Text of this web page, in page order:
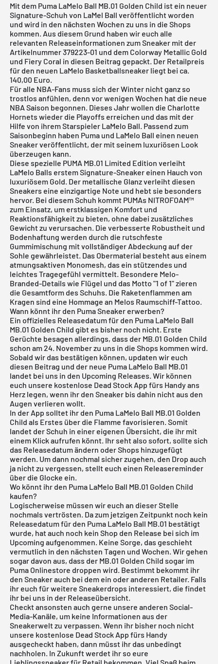
Mit dem Puma LaMelo Ball MB.01 Golden Child ist ein neuer
Signature-Schuh von LaMel Ball veröffentlicht worden
und wird in den nächsten Wochen zu uns in die Shops
kommen. Aus diesem Grund haben wir euch alle
relevanten Releaseinformationen zum Sneaker mit der
Artikelnummer 379223-01 und dem Colorway Metallic Gold
und Fiery Coral in diesen Beitrag gepackt. Der Retailpreis
für den neuen LaMelo Basketballsneaker liegt bei ca.
140,00 Euro.
Für alle NBA-Fans muss sich der Winter nicht ganz so
trostlos anfühlen, denn vor wenigen Wochen hat die neue
NBA Saison begonnen. Dieses Jahr wollen die Charlotte
Hornets wieder die Playoffs erreichen und das mit der
Hilfe von ihrem Starspieler LaMelo Ball. Passend zum
Saisonbeginn haben Puma und LaMelo Ball einen neuen
Sneaker veröffentlicht, der mit seinem luxuriösen Look
überzeugen kann.
Diese spezielle PUMA MB.01 Limited Edition verleiht
LaMelo Balls erstem Signature-Sneaker einen Hauch von
luxuriösem Gold. Der metallische Glanz verleiht diesen
Sneakers eine einzigartige Note und hebt sie besonders
hervor. Bei diesem Schuh kommt PUMAs NITROFOAM™
zum Einsatz, um erstklassigen Komfort und
Reaktionsfähigkeit zu bieten, ohne dabei zusätzliches
Gewicht zu verursachen. Die verbesserte Robustheit und
Bodenhaftung werden durch die rutschfeste
Gummimischung mit vollständiger Abdeckung auf der
Sohle gewährleistet. Das Obermaterial besteht aus einem
atmungsaktiven Monomesh, das ein stützendes und
leichtes Tragegefühl vermittelt. Besondere Melo-
Branded-Details wie Flügel und das Motto "1 of 1" zieren
die Gesamtform des Schuhs. Die Raketenflammen am
Kragen sind eine Hommage an Melos Raumschiff-Tattoo.
Wann könnt ihr den Puma Sneaker erwerben?
Ein offizielles Releasedatum für den Puma LaMelo Ball
MB.01 Golden Child gibt es bisher noch nicht. Erste
Gerüchte besagen allerdings, dass der MB.01 Golden Child
schon am 24. November zu uns in die Shops kommen wird.
Sobald wir das bestätigen können, updaten wir euch
diesen Beitrag und der neue Puma LaMelo Ball MB.01
landet bei uns in den Upcoming Releases. Wir können
euch unsere kostenlose Dead Stock App fürs Handy ans
Herz legen, wenn ihr den Sneaker bis dahin nicht aus den
Augen verlieren wollt.
In der App solltet ihr den Puma LaMelo Ball MB.01 Golden
Child als Erstes über die Flamme favorisieren. Somit
landet der Schuh in einer eigenen Übersicht, die ihr mit
einem Klick aufrufen könnt. Ihr seht also sofort, sollte sich
das Releasedatum ändern oder Shops hinzugefügt
werden. Um dann nochmal sicher zugehen, den Drop auch
ja nicht zu vergessen, stellt euch einen Releasereminder
über die Glocke ein.
Wo könnt ihr den Puma LaMelo Ball MB.01 Golden Child
kaufen?
Logischerweise müssen wir euch an dieser Stelle
nochmals vertrösten. Da zum jetzigen Zeitpunkt noch kein
Releasedatum für den Puma LaMelo Ball MB.01 bestätigt
wurde, hat auch noch kein Shop den Release bei sich im
Upcoming aufgenommen. Keine Sorge, das geschieht
vermutlich in den nächsten Tagen und Wochen. Wir gehen
sogar davon aus, dass der MB.01 Golden Child sogar im
Puma Onlinestore droppen wird. Bestimmt bekommt ihr
den Sneaker auch bei dem ein oder anderen Retailer. Falls
ihr euch für weitere Sneakerdrops interessiert, die findet
ihr bei uns in der Releaseübersicht.
Checkt ansonsten auch gerne unsere anderen Social-
Media-Kanäle, um keine Informationen aus der
Sneakerwelt zu verpassen. Wenn ihr bisher noch nicht
unsere kostenlose Dead Stock App fürs Handy
ausgecheckt haben, dann müsst ihr das unbedingt
nachholen. In Zukunft werdet ihr so eure